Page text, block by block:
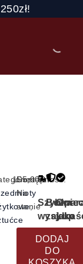
,
155,00zł
Dostępność:
Na
stanie
ilość
Srebrna
łyżeczka
do
0,925
DODAJ
DO
Szybka
wysyłka
zakup